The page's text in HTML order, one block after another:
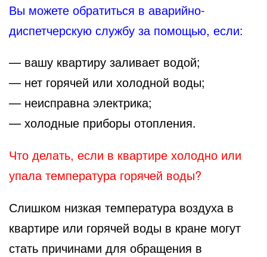
Вы можете обратиться в аварийно-
диспетчерскую службу за помощью, если:
— вашу квартиру заливает водой;
— нет горячей или холодной воды;
— неисправна электрика;
— холодные приборы отопления.
Что делать, если в квартире холодно или
упала температура горячей воды?
Слишком низкая температура воздуха в
квартире или горячей воды в кране могут
стать причинами для обращения в